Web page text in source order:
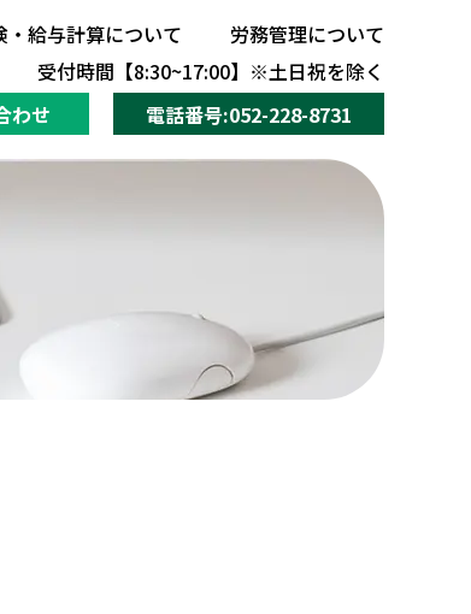
・給与計算について
労務管理について
受付時間【8:30~17:00】※土日祝を除く
わせ
電話番号:052-228-8731
・給与計算について 労務管理について